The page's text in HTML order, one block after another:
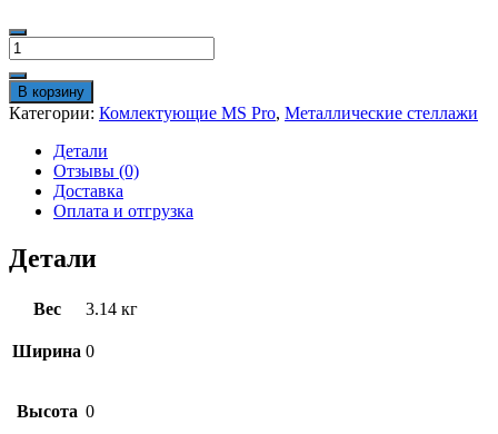
Количество
товара
Комплект
связей
MS
200x80
В корзину
Категории: Комлектующие MS Pro, Металлические стеллажи
Детали
Отзывы (0)
Доставка
Оплата и отгрузка
Детали
Вес 3.14 кг
Ширина 0
Высота 0